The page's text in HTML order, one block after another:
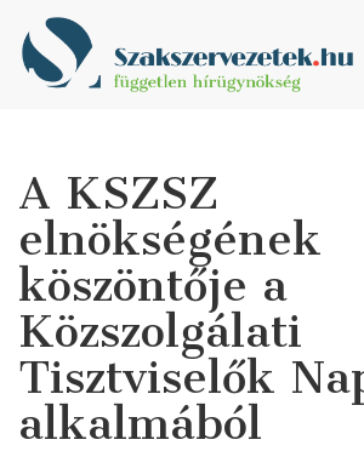
A KSZSZ
elnökségének
köszöntője a
Közszolgálati
Tisztviselők
alkalmából